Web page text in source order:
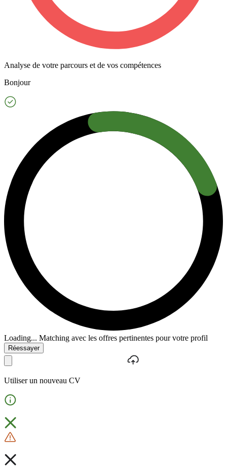
Analyse de votre parcours et de vos compétences
Bonjour
Loading... Matching avec les offres pertinentes pour votre profil
Réessayer
Utiliser un nouveau CV